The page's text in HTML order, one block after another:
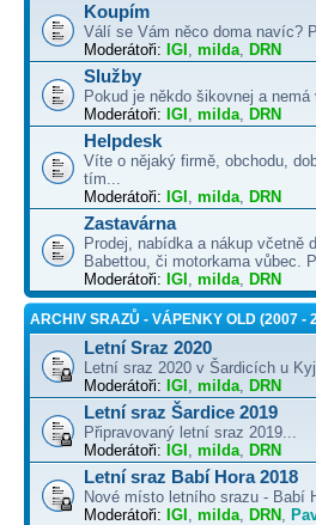
Koupím
Válí se Vám něco doma navíc?
Moderátoři: IGI , milda, DRN
Služby
Pokud je někdo šikovnej a
Moderátoři: IGI , milda, DRN
Helpdesk
Víte o nějaký firmě, obchodu,
tím...
Moderátoři: IGI , milda, DRN
Zastavárna
Prodej, nabídka a nákup včetně
Babettou, či motorkama vůbec.
Moderátoři: IGI , milda, DRN
ARCHIV SRAZŮ - VÁPENKY OLD (2007 -
Letní Sraz 2020
Letní sraz 2020 v Šardicích u
Moderátoři: IGI , milda, DRN
Letní sraz Šardice 2019
Připravovaný letní sraz 2019...
Moderátoři: IGI , milda, DRN
Letní sraz Babí Hora 2018
Nové místo letního srazu - Babí
Moderátoři: IGI , milda, DRN ,